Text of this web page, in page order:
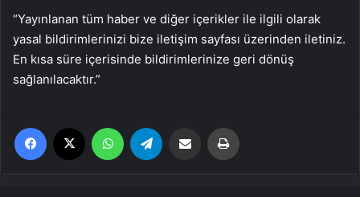
“Yayınlanan tüm haber ve diğer içerikler ile ilgili olarak
yasal bildirimlerinizi bize iletişim sayfası üzerinden iletiniz.
En kısa süre içerisinde bildirimlerinize geri dönüş
sağlanılacaktır.”
Facebook WhatsApp Email'den paylaş